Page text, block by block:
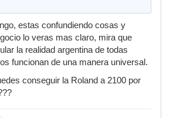
estas confundiendo cosas y
lo veras mas claro, mira que
la realidad argentina de todas
funcionan de una manera universal.
conseguir la Roland a 2100 por